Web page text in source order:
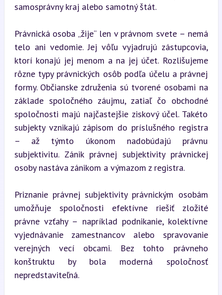
samosprávny kraj alebo samotný štát.
Právnická osoba „žije“ len v právnom svete – nemá
telo ani vedomie. Jej vôľu vyjadrujú zástupcovia,
ktorí konajú jej menom a na jej účet. Rozlišujeme
rôzne typy právnických osôb podľa účelu a právnej
formy. Občianske združenia sú tvorené osobami na
základe spoločného záujmu, zatiaľ čo obchodné
spoločnosti majú najčastejšie ziskový účel. Takéto
subjekty vznikajú zápisom do príslušného registra
– až týmto úkonom nadobúdajú právnu
subjektivitu. Zánik právnej subjektivity právnickej
osoby nastáva zánikom a výmazom z registra.
Priznanie právnej subjektivity právnickým osobám
umožňuje spoločnosti efektívne riešiť zložité
právne vzťahy – napríklad podnikanie, kolektívne
vyjednávanie zamestnancov alebo spravovanie
verejných vecí obcami. Bez tohto právneho
konštruktu by bola moderná spoločnosť
nepredstaviteľná.